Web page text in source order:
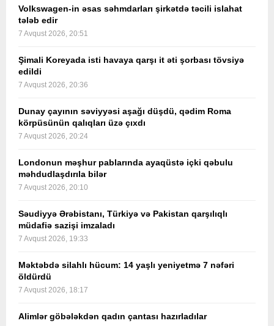
Volkswagen-in əsas səhmdarları şirkətdə təcili islahat
tələb edir
7 Avqust 2026, 20:51
Şimali Koreyada isti havaya qarşı it əti şorbası tövsiyə
edildi
7 Avqust 2026, 20:36
Dunay çayının səviyyəsi aşağı düşdü, qədim Roma
körpüsünün qalıqları üzə çıxdı
7 Avqust 2026, 20:24
Londonun məşhur pablarında ayaqüstə içki qəbulu
məhdudlaşdırıla bilər
7 Avqust 2026, 20:10
Səudiyyə Ərəbistanı, Türkiyə və Pakistan qarşılıqlı
müdafiə sazişi imzaladı
7 Avqust 2026, 19:33
Məktəbdə silahlı hücum: 14 yaşlı yeniyetmə 7 nəfəri
öldürdü
7 Avqust 2026, 18:17
Alimlər göbələkdən qadın çantası hazırladılar